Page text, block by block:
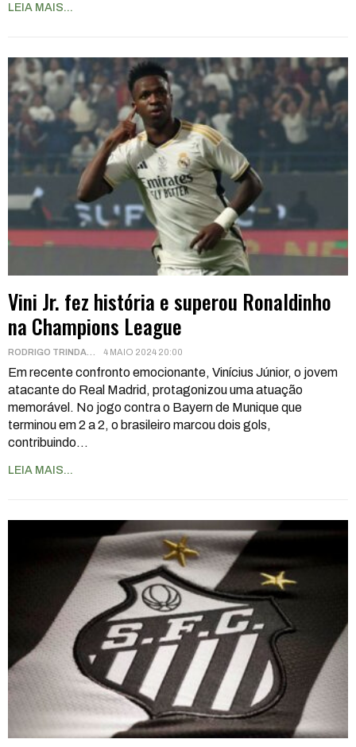
LEIA MAIS...
Vini Jr. fez história e superou Ronaldinho
na Champions League
4 MAIO 2024 20:00
Em recente confronto emocionante, Vinícius Júnior, o jovem
atacante do Real Madrid, protagonizou uma atuação
memorável. No jogo contra o Bayern de Munique que
terminou em 2 a 2, o brasileiro marcou dois gols,
contribuindo…
LEIA MAIS...